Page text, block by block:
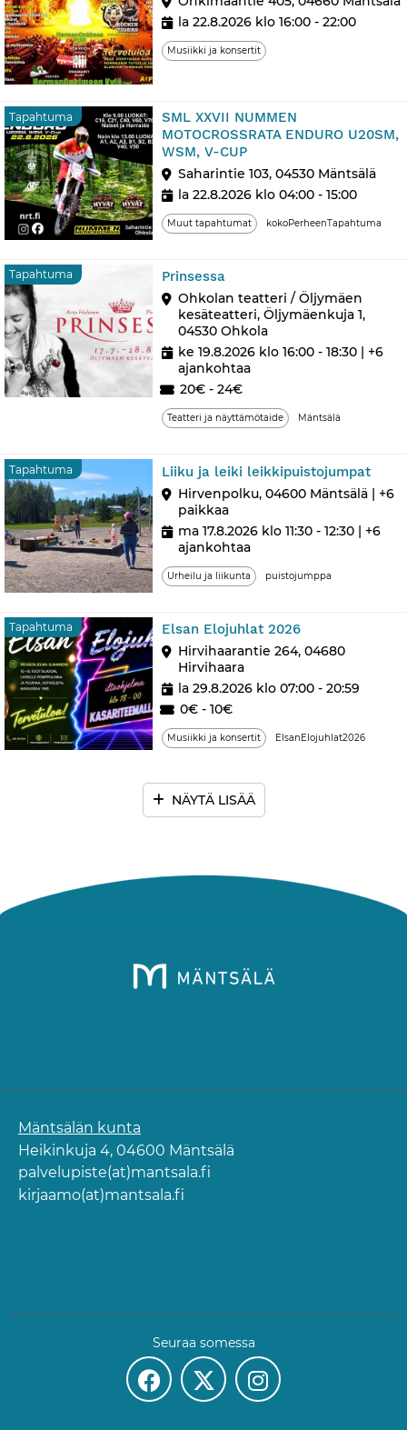
la 22.8.2026 klo 16:00 - 22:00
Musiikki ja konsertit
Tapahtuma
SML XXVII NUMMEN
MOTOCROSSRATA ENDURO U20SM,
WSM, V-CUP
Saharintie 103, 04530 Mäntsälä
la 22.8.2026 klo 04:00 - 15:00
Muut tapahtumat kokoPerheenTapahtuma
Tapahtuma Prinsessa
Ohkolan teatteri / Öljymäen
kesäteatteri, Öljymäenkuja 1,
04530 Ohkola
ke 19.8.2026 klo 16:00 - 18:30 | +6
ajankohtaa
20€ - 24€
Teatteri ja näyttämötaide Mäntsälä
Tapahtuma Liiku ja leiki leikkipuistojumpat
Hirvenpolku, 04600 Mäntsälä | +6
paikkaa
ma 17.8.2026 klo 11:30 - 12:30 | +6
ajankohtaa
Urheilu ja liikunta puistojumppa
Tapahtuma Elsan Elojuhlat 2026Tapahtuma
Hirvihaarantie 264, 04680
Hirvihaara
la 29.8.2026 klo 07:00 - 20:59
0€ - 10€
Musiikki ja konsertit ElsanElojuhlat2026
NÄYTÄ LISÄÄ
Mäntsälän kunta
Heikinkuja 4, 04600 Mäntsälä
palvelupiste(at)mantsala.fi
kirjaamo(at)mantsala.fi
Seuraa somessa